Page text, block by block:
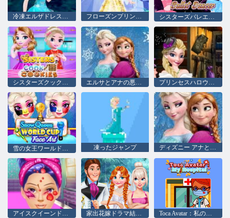
冷凍エルザドレスアップ フローズンプリンセス2 シスターズバレエダンサー
シスターズクッククッキー エルサとアナの悪役スタイル プリンセスハロウィンコスチューム
凍ったジャンプ ディズニー アナと雪の女王 オラフ
アイスクイーンドクター 家出花嫁ドラマ結婚式 Toca Avatar：私の病院